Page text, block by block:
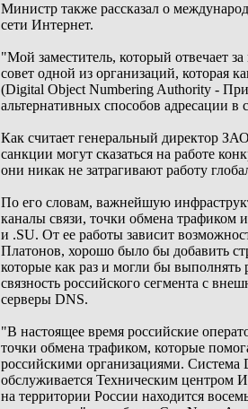
Министр также рассказал о
сети Интернет.
"Мой заместитель, который отвечает
совет одной из организаций, которая
(Digital Object Numbering Authority -
альтернативных способов адресации
Как считает генеральный директор
санкции могут сказаться на работе
они никак не затрагивают работу
По его словам, важнейшую
каналы связи, точки обмена трафиком
и .SU. От ее работы зависит
Платонов, хорошо было бы добавить
которые как раз и могли бы
связность российского сегмента с
серверы DNS.
"В настоящее время российские
точки обмена трафиком, которые
российскими организациями.
обслуживается Техническим центром
на территории России находится